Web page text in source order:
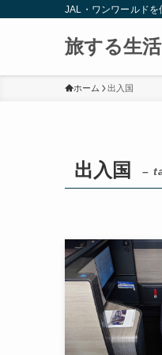
JAL・ワンワールド
旅する生
ホーム 出入国
出入国 –